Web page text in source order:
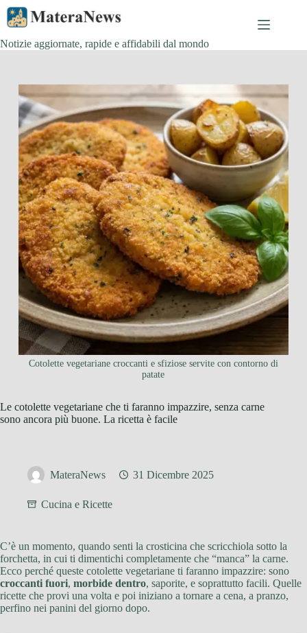
Salta
contenuto
Notizie aggiornate, rapide e affidabili dal mondo
Cotolette vegetariane croccanti e sfiziose servite con contorno di
patate
Le cotolette vegetariane che ti faranno impazzire, senza carne
sono ancora più buone. La ricetta è facile
MateraNews 31 Dicembre 2025
Cucina e Ricette
C’è un momento, quando senti la crosticina che scricchiola sotto la
forchetta, in cui ti dimentichi completamente che “manca” la carne.
Ecco perché queste cotolette vegetariane ti faranno impazzire: sono
croccanti fuori, morbide dentro, saporite, e soprattutto facili. Quelle
ricette che provi una volta e poi iniziano a tornare a cena, a pranzo,
perfino nei panini del giorno dopo.